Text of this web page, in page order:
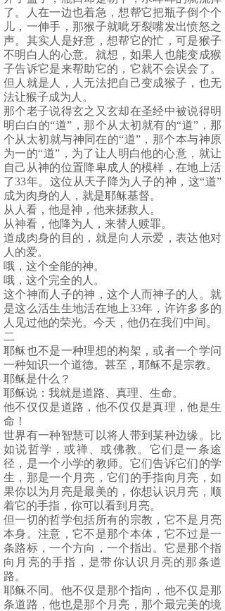
了。人在一边也着急，想帮它把瓶子倒个个
儿，一伸手，那猴子就呲牙裂嘴发出愤怒之
声。其实人是好意，想帮它的忙，可是猴子
不明白人的心意。就想，如果人也能变成猴
子告诉它是来帮助它的，它就不会误会了。
但人就是人，人无法把自己变成猴子，也无
法让猴子成为人。
那个老子说得玄之又玄却在圣经中被说得明
明白白的“道”，那个从太初就有的“道”，那
个从太初就与神同在的“道”，那个本与神原
为一的“道”，为了让人明白他的心意，就让
自己从神的位置降卑成人的模样，在地上活
了33年。这位从天子降为人子的神，这“道”
成为肉身的人，就是耶稣基督。
从人看，他是神，他来拯救人。
从神看，他降为人，来替人赎罪。
道成肉身的目的，就是向人示爱，表达他对
人的爱。
哦，这个全能的神。
哦，这个完全的人。
这个神而人子的神，这个人而神子的人。就
是这么活生生地活在地上33年，许许多多的
人见过他的荣光。今天，他仍在我们中间。
二
耶稣也不是一种理想的构架，或者一个学问
一种知识一个道德。甚至，耶稣不是宗教。
耶稣是什么？
耶稣说：我就是道路、真理、生命。
他不仅仅是道路，他不仅仅是真理，他是生
命！
世界有一种智慧可以将人带到某种边缘。比
如说哲学，或禅、或佛教。它们是一条途
径，是一个小学的教师。它们告诉它们的学
生，那是一个月亮，它们的手指向月亮，如
果你以为月亮是最美的，你想认识月亮，顺
着它的手指，你可以看到月亮。
但一切的哲学包括所有的宗教，它不是月亮
本身。注意，它不是那个本体，它不过是一
条路标，一个方向，一个指出。它是那个指
向月亮的手指，是带你认识月亮的那条道
路。
耶稣不同。他不仅是那个指向，他不仅是那
条道路，他也是那个月亮，那个最完美的境